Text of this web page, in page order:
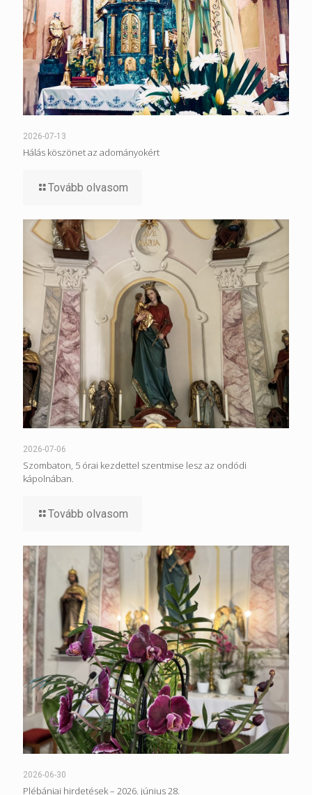
2026-07-13
Hálás köszönet az adományokért
Tovább olvasom
2026-07-06
Szombaton, 5 órai kezdettel szentmise lesz az ondódi
kápolnában.
Tovább olvasom
2026-06-30
Plébániai hirdetések – 2026. június 28.